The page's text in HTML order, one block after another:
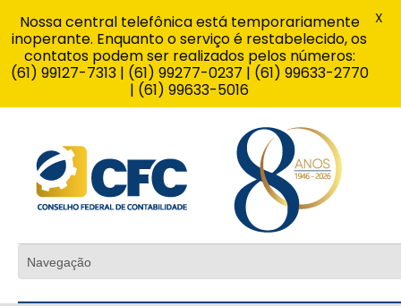
Nossa central telefônica está temporariamente
inoperante. Enquanto o serviço é restabelecido, os
contatos podem ser realizados pelos números:
(61) 99127-7313 | (61) 99277-0237 | (61) 99633-2770
| (61) 99633-5016
X